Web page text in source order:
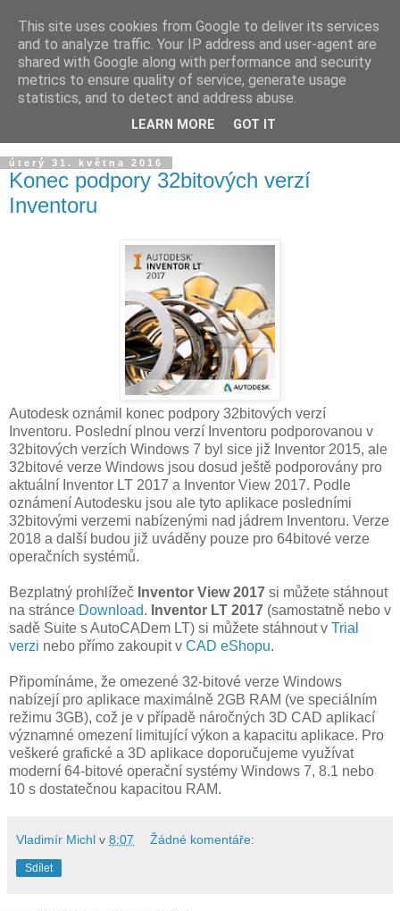
úterý 31. května 2016
Konec podpory 32bitových verzí
Inventoru
Autodesk oznámil konec podpory 32bitových verzí
Inventoru. Poslední plnou verzí Inventoru podporovanou v
32bitových verzích Windows 7 byl sice již Inventor 2015, ale
32bitové verze Windows jsou dosud ještě podporovány pro
aktuální Inventor LT 2017 a Inventor View 2017. Podle
oznámení Autodesku jsou ale tyto aplikace posledními
32bitovými verzemi nabízenými nad jádrem Inventoru. Verze
2018 a další budou již uváděny pouze pro 64bitové verze
operačních systémů.
Bezplatný prohlížeč Inventor View 2017 si můžete stáhnout
na stránce Download. Inventor LT 2017 (samostatně nebo v
sadě Suite s AutoCADem LT) si můžete stáhnout v Trial
verzi nebo přímo zakoupit v CAD eShopu.
Připomínáme, že omezené 32-bitové verze Windows
nabízejí pro aplikace maximálně 2GB RAM (ve speciálním
režimu 3GB), což je v případě náročných 3D CAD aplikací
významné omezení limitující výkon a kapacitu aplikace. Pro
veškeré grafické a 3D aplikace doporučujeme využívat
moderní 64-bitové operační systémy Windows 7, 8.1 nebo
10 s dostatečnou kapacitou RAM.
Vladimír Michl v 8:07 Žádné komentáře:
Sdílet
This site uses cookies from Google to deliver its services
and to analyze traffic. Your IP address and user-agent are
shared with Google along with performance and security
metrics to ensure quality of service, generate usage
statistics, and to detect and address abuse.
LEARN MORE GOT IT